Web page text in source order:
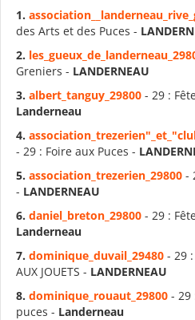
1. association__ landerneau
des Arts et des Puces -
2. les_gueux_de_ landerneau
Greniers - LANDERNEAU
3. albert_tanguy_29800 - 29 :
Landerneau
4.
- 29 : Foire aux Puces -
5. association_trezerien_29800 -
- LANDERNEAU
6. daniel_breton_29800 - 29 :
Landerneau
7. dominique_duvail_29480 - 29 :
AUX JOUETS - LANDERNEAU
8. dominique_rouaut_29800 - 29
puces - Landerneau